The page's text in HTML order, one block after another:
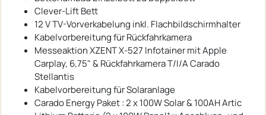
Clever-Lift Bett
12 V TV-Vorverkabelung inkl. Flachbildschirmhalter
Kabelvorbereitung für Rückfahrkamera
Messeaktion XZENT X-527 Infotainer mit Apple
Carplay, 6,75" & Rückfahrkamera T/I/A Carado
Stellantis
Kabelvorbereitung für Solaranlage
Carado Energy Paket : 2 x 100W Solar & 100AH Artic